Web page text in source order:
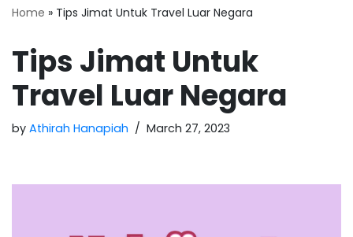
Home » Tips Jimat Untuk Travel Luar Negara
Tips Jimat Untuk
Travel Luar Negara
by Athirah Hanapiah March 27, 2023